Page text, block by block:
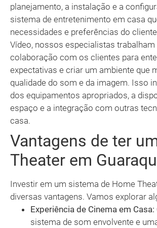
planejamento, a instalação e a
sistema de entretenimento em casa
necessidades e preferências do
Vídeo, nossos especialistas
colaboração com os clientes para
expectativas e criar um ambiente que
qualidade do som e da imagem. Isso
dos equipamentos apropriados, a
espaço e a integração com outras
casa.
Vantagens de ter
Theater em
Investir em um sistema de Home
diversas vantagens. Vamos explorar
Experiência de Cinema em Casa:
sistema de som envolvente e